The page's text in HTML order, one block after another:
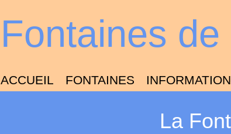
Fontaines
ACCUEIL FONTAINES
La